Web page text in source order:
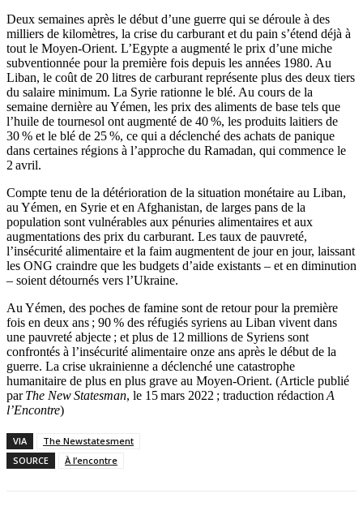
Deux semaines après le début d’une guerre qui se déroule à des
milliers de kilomètres, la crise du carburant et du pain s’étend déjà à
tout le Moyen-Orient. L’Egypte a augmenté le prix d’une miche
subventionnée pour la première fois depuis les années 1980. Au
Liban, le coût de 20 litres de carburant représente plus des deux tiers
du salaire minimum. La Syrie rationne le blé. Au cours de la
semaine dernière au Yémen, les prix des aliments de base tels que
l’huile de tournesol ont augmenté de 40 %, les produits laitiers de
30 % et le blé de 25 %, ce qui a déclenché des achats de panique
dans certaines régions à l’approche du Ramadan, qui commence le
2 avril.
Compte tenu de la détérioration de la situation monétaire au Liban,
au Yémen, en Syrie et en Afghanistan, de larges pans de la
population sont vulnérables aux pénuries alimentaires et aux
augmentations des prix du carburant. Les taux de pauvreté,
l’insécurité alimentaire et la faim augmentent de jour en jour, laissant
les ONG craindre que les budgets d’aide existants – et en diminution
– soient détournés vers l’Ukraine.
Au Yémen, des poches de famine sont de retour pour la première
fois en deux ans ; 90 % des réfugiés syriens au Liban vivent dans
une pauvreté abjecte ; et plus de 12 millions de Syriens sont
confrontés à l’insécurité alimentaire onze ans après le début de la
guerre. La crise ukrainienne a déclenché une catastrophe
humanitaire de plus en plus grave au Moyen-Orient. (Article publié
parThe NewStatesman, le 15 mars 2022 ; traduction rédaction A
l’Encontre)
VIA
The Newstatesment
SOURCE
À l’encontre